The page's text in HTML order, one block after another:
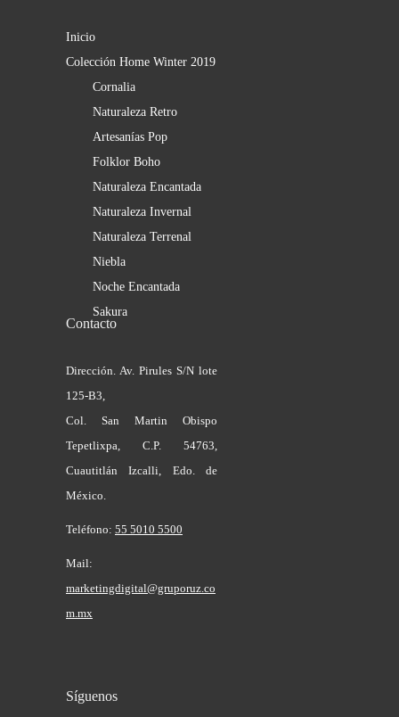
Inicio
Colección Home Winter 2019
Cornalia
Naturaleza Retro
Artesanías Pop
Folklor Boho
Naturaleza Encantada
Naturaleza Invernal
Naturaleza Terrenal
Niebla
Noche Encantada
Sakura
Contacto
Dirección. Av. Pirules S/N lote
125-B3,
Col. San Martin Obispo
Tepetlixpa, C.P. 54763,
Cuautitlán Izcalli, Edo. de
México.
Teléfono: 55 5010 5500
Mail:
marketingdigital@gruporuz.co
m.mx
Síguenos